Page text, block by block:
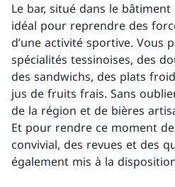
Le bar, situé dans le
idéal pour reprendre des
d’une activité sportive. Vous
spécialités tessinoises, des
des sandwichs, des plats
jus de fruits frais. Sans
de la région et de bières
Et pour rendre ce moment
convivial, des revues et des
également mis à la